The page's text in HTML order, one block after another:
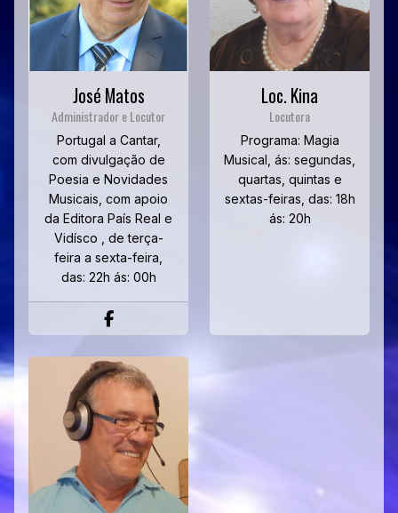
José Matos
Administrador e Locutor
Portugal a Cantar,
com divulgação de
Poesia e Novidades
Musicais, com apoio
da Editora País Real e
Vidísco , de terça-
feira a sexta-feira,
das: 22h ás: 00h
Loc. Kina
Locutora
Programa: Magia
Musical, ás: segundas,
quartas, quintas e
sextas-feiras, das: 18h
ás: 20h